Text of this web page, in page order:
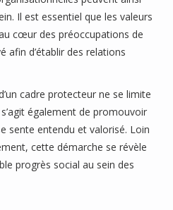
Il est essentiel que les valeurs
cœur des préoccupations de
afin d’établir des relations
cadre protecteur ne se limite
également de promouvoir
sente entendu et valorisé. Loin
cette démarche se révèle
progrès social au sein des